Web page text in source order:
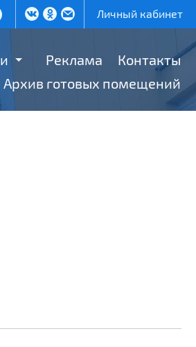
Личный кабинет
Реклама
Контакты
Архив готовых помещений